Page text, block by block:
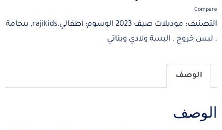
Compare
التصنيف: موديلات صيف 2023 الوسوم: أطفالي.rajikids , بيجامة
. لبس خروج . البسة ولادي وبناتي
الوصف
الوصف